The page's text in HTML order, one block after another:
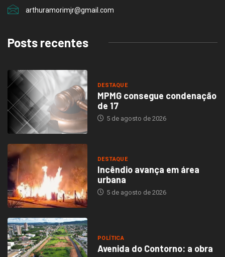
arthuramorimjr@gmail.com
Posts recentes
DESTAQUE
MPMG consegue condenação
de 17
5 de agosto de 2026
DESTAQUE
Incêndio avança em área
urbana
5 de agosto de 2026
POLÍTICA
Avenida do Contorno: a obra